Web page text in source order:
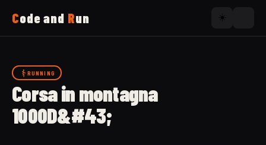
Code and Run ☀️
Running
RUNNING
Corsa in montagna
1000D&#43;